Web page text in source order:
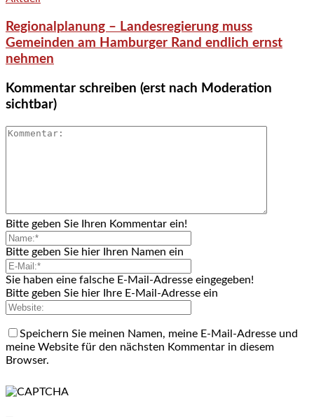
Regionalplanung – Landesregierung muss
Gemeinden am Hamburger Rand endlich ernst
nehmen
Kommentar schreiben (erst nach Moderation
sichtbar)
Bitte geben Sie Ihren Kommentar ein!
Bitte geben Sie hier Ihren Namen ein
Sie haben eine falsche E-Mail-Adresse eingegeben!
Bitte geben Sie hier Ihre E-Mail-Adresse ein
Speichern Sie meinen Namen, meine E-Mail-Adresse und
meine Website für den nächsten Kommentar in diesem
Browser.